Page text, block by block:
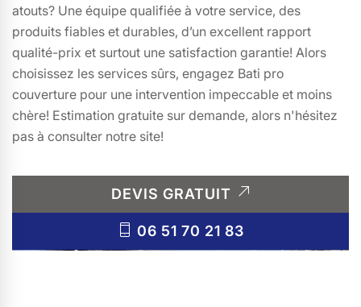
atouts? Une équipe qualifiée à votre service, des
produits fiables et durables, d’un excellent rapport
qualité-prix et surtout une satisfaction garantie! Alors
choisissez les services sûrs, engagez Bati pro
couverture pour une intervention impeccable et moins
chère! Estimation gratuite sur demande, alors n'hésitez
pas à consulter notre site!
DEVIS GRATUIT
06 51 70 21 83